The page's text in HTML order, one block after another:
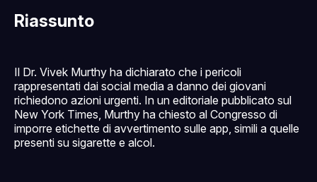
Riassunto
Il Dr. Vivek Murthy ha dichiarato che i pericoli
rappresentati dai social media a danno dei giovani
richiedono azioni urgenti. In un editoriale pubblicato sul
New York Times, Murthy ha chiesto al Congresso di
imporre etichette di avvertimento sulle app, simili a quelle
presenti su sigarette e alcol.